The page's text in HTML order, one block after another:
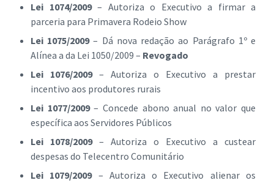
Lei 1074/2009– Autoriza o Executivo a firmar a
parceria para Primavera Rodeio Show
Lei 1075/2009– Dá nova redação ao Parágrafo 1º e
Alínea a da Lei 1050/2009 – Revogado
Lei 1076/2009– Autoriza o Executivo a prestar
incentivo aos produtores rurais
Lei 1077/2009– Concede abono anual no valor que
específica aos Servidores Públicos
Lei 1078/2009– Autoriza o Executivo a custear
despesas do Telecentro Comunitário
Lei 1079/2009– Autoriza o Executivo alienar os